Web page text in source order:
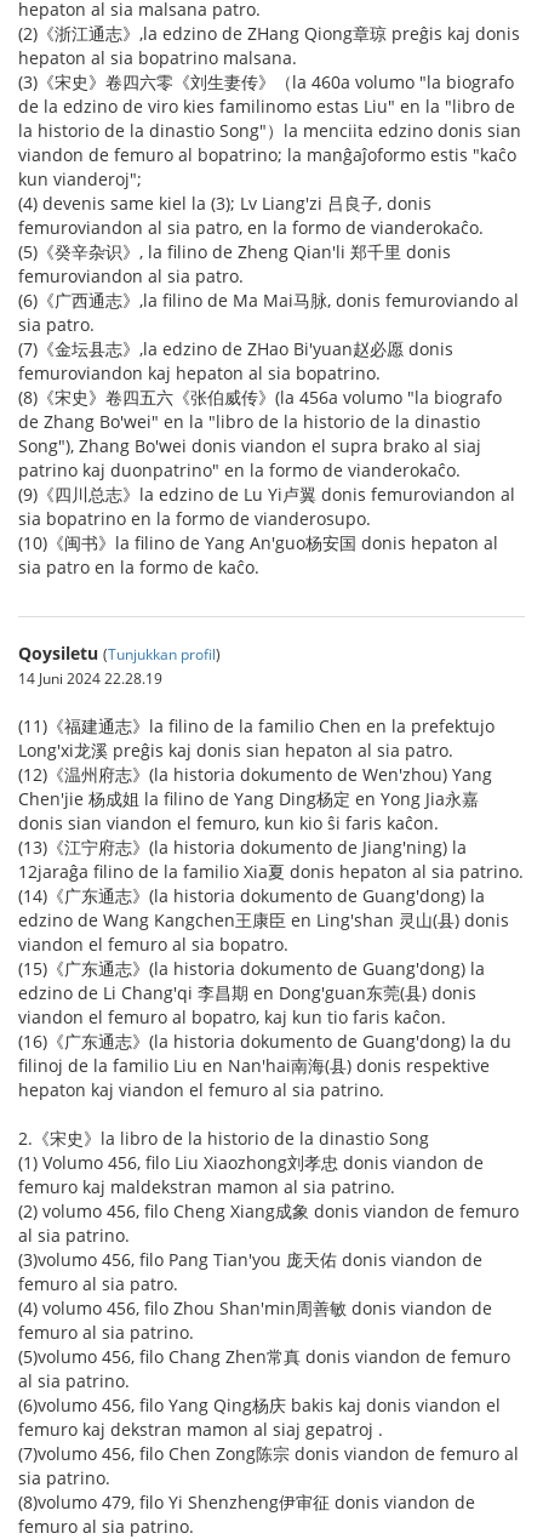
hepaton al sia malsana patro.
(2)《浙江通志》,la edzino de ZHang Qiong章琼 preĝis kaj donis
hepaton al sia bopatrino malsana.
(3)《宋史》卷四六零《刘生妻传》（la 460a volumo "la biografo
de la edzino de viro kies familinomo estas Liu" en la "libro de
la historio de la dinastio Song"）la menciita edzino donis sian
viandon de femuro al bopatrino; la manĝaĵoformo estis "kaĉo
kun vianderoj";
(4) devenis same kiel la (3); Lv Liang'zi 吕良子, donis
femuroviandon al sia patro, en la formo de vianderokaĉo.
(5)《癸辛杂识》, la filino de Zheng Qian'li 郑千里 donis
femuroviandon al sia patro.
(6)《广西通志》,la filino de Ma Mai马脉, donis femuroviando al
sia patro.
(7)《金坛县志》,la edzino de ZHao Bi'yuan赵必愿 donis
femuroviandon kaj hepaton al sia bopatrino.
(8)《宋史》卷四五六《张伯威传》(la 456a volumo "la biografo
de Zhang Bo'wei" en la "libro de la historio de la dinastio
Song"), Zhang Bo'wei donis viandon el supra brako al siaj
patrino kaj duonpatrino" en la formo de vianderokaĉo.
(9)《四川总志》la edzino de Lu Yi卢翼 donis femuroviandon al
sia bopatrino en la formo de vianderosupo.
(10)《闽书》la filino de Yang An'guo杨安国 donis hepaton al
sia patro en la formo de kaĉo.
Qoysiletu (Tunjukkan profil)
14 Juni 2024 22.28.19
(11)《福建通志》la filino de la familio Chen en la prefektujo
Long'xi龙溪 preĝis kaj donis sian hepaton al sia patro.
(12)《温州府志》(la historia dokumento de Wen'zhou) Yang
Chen'jie 杨成姐 la filino de Yang Ding杨定 en Yong Jia永嘉
donis sian viandon el femuro, kun kio ŝi faris kaĉon.
(13)《江宁府志》(la historia dokumento de Jiang'ning) la
12jaraĝa filino de la familio Xia夏 donis hepaton al sia patrino.
(14)《广东通志》(la historia dokumento de Guang'dong) la
edzino de Wang Kangchen王康臣 en Ling'shan 灵山(县) donis
viandon el femuro al sia bopatro.
(15)《广东通志》(la historia dokumento de Guang'dong) la
edzino de Li Chang'qi 李昌期 en Dong'guan东莞(县) donis
viandon el femuro al bopatro, kaj kun tio faris kaĉon.
(16)《广东通志》(la historia dokumento de Guang'dong) la du
filinoj de la familio Liu en Nan'hai南海(县) donis respektive
hepaton kaj viandon el femuro al sia patrino.
2.《宋史》la libro de la historio de la dinastio Song
(1) Volumo 456, filo Liu Xiaozhong刘孝忠 donis viandon de
femuro kaj maldekstran mamon al sia patrino.
(2) volumo 456, filo Cheng Xiang成象 donis viandon de femuro
al sia patrino.
(3)volumo 456, filo Pang Tian'you 庞天佑 donis viandon de
femuro al sia patro.
(4) volumo 456, filo Zhou Shan'min周善敏 donis viandon de
femuro al sia patrino.
(5)volumo 456, filo Chang Zhen常真 donis viandon de femuro
al sia patrino.
(6)volumo 456, filo Yang Qing杨庆 bakis kaj donis viandon el
femuro kaj dekstran mamon al siaj gepatroj .
(7)volumo 456, filo Chen Zong陈宗 donis viandon de femuro al
sia patrino.
(8)volumo 479, filo Yi Shenzheng伊审征 donis viandon de
femuro al sia patrino.